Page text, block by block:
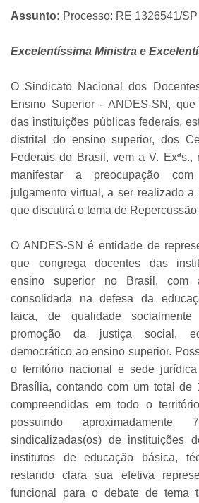
Assunto: Processo: RE 1326541/SP
Excelentíssima Ministra e
O Sindicato Nacional dos
Ensino Superior - ANDES-SN, que
das instituições públicas federais,
distrital do ensino superior, dos
Federais do Brasil, vem a V. Exªs.,
manifestar a preocupação
julgamento virtual, a ser realizado
que discutirá o tema de
O ANDES-SN é entidade de
que congrega docentes das
ensino superior no Brasil, com
consolidada na defesa da
laica, de qualidade
promoção da justiça social,
democrático ao ensino superior.
o território nacional e sede
Brasília, contando com um total de
compreendidas em todo o
possuindo
sindicalizadas(os) de instituições
institutos de educação básica,
restando clara sua efetiva
funcional para o debate de tema